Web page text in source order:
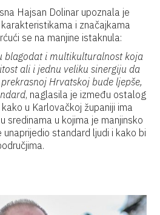
Hajsan Dolinar upoznala je
i značajkama
se na manjine istaknula:
blagodat i multikulturalnost koja
ali i jednu veliku sinergiju da
Hrvatskoj bude ljepše,
, naglasila je između ostalog
u Karlovačkoj županiji ima
sredinama u kojima je manjinsko
standard ljudi i kako bi